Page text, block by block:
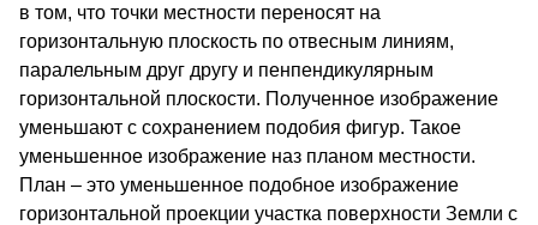
в том, что точки местности переносят на
горизонтальную плоскость по отвесным линиям,
паралельным друг другу и пенпендикулярным
горизонтальной плоскости. Полученное изображение
уменьшают с сохранением подобия фигур. Такое
уменьшенное изображение наз планом местности.
План – это уменьшенное подобное изображение
горизонтальной проекции участка поверхности Земли с